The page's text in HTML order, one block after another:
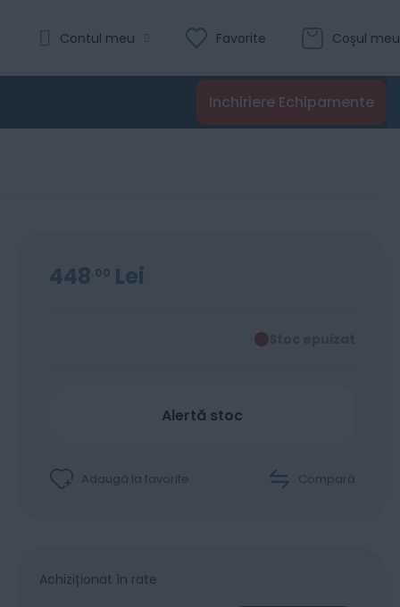
Coșul meu
Favorite
Contul meu
Inchiriere Echipamente
448 00 Lei
Stoc epuizat
Alertă stoc
Adaugă la favorite Compară
Achiziționat în rate